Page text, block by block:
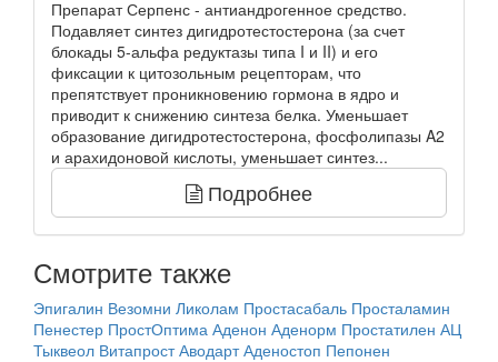
Препарат Серпенс - антиандрогенное средство.
Подавляет синтез дигидротестостерона (за счет
блокады 5-альфа редуктазы типа I и II) и его
фиксации к цитозольным рецепторам, что
препятствует проникновению гормона в ядро и
приводит к снижению синтеза белка. Уменьшает
образование дигидротестостерона, фосфолипазы A2
и арахидоновой кислоты, уменьшает синтез...
Подробнее
Смотрите также
Эпигалин Везомни Ликолам Простасабаль Просталамин
Пенестер ПростОптима Аденон Аденорм Простатилен АЦ
Тыквеол Витапрост Аводарт Аденостоп Пепонен